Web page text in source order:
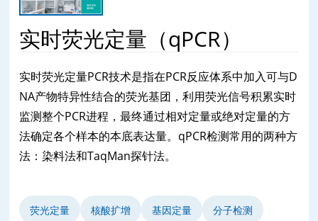
实时荧光定量（qPCR）
实时荧光定量PCR技术是指在PCR反应体系中加入可与D
NA产物特异性结合的荧光基团，利用荧光信号积累实时
监测整个PCR进程，最终通过相对定量或绝对定量的方
法确定各个样本的本底表达量。qPCR检测常用的两种方
法：染料法和TaqMan探针法。
荧光定量 核酸扩增 基因定量 分子检测